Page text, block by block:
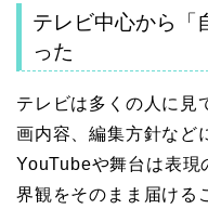
テレビ中心から「
った
テレビは多くの人に見
画内容、編集方針など
YouTubeや舞台は表現
界観をそのまま届ける